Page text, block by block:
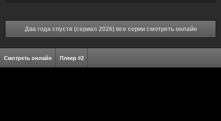
Два года спустя (сериал 2026) все серии смотреть онлайн
Смотреть онлайн Плеер #2